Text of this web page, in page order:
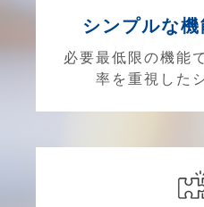
シンプルな
必要最低限の機能
率を重視した